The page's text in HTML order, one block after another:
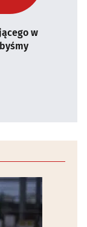
w